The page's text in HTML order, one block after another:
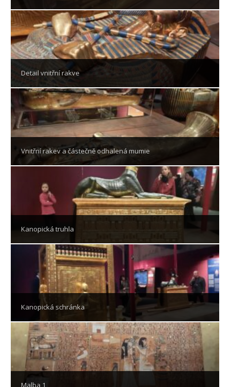
Detail vnitřní rakve
Vnitřní rakev a částečně odhalená mumie
Kanopická truhla
Kanopická schránka
Malba 1